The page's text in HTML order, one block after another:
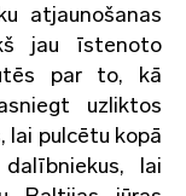
atjaunošanas
jau īstenoto
par to, kā
uzliktos
lai pulcētu kopā
lai